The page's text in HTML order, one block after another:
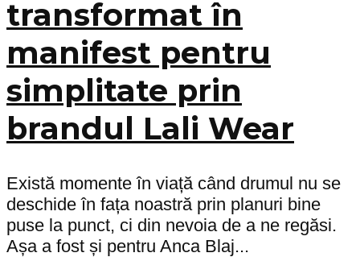
transformat în
manifest pentru
simplitate prin
brandul Lali Wear
Există momente în viață când drumul nu se
deschide în fața noastră prin planuri bine
puse la punct, ci din nevoia de a ne regăsi.
Așa a fost și pentru Anca Blaj...